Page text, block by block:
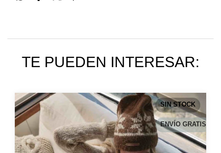
TE PUEDEN INTERESAR:
SIN STOCK
ENVÍO GRATIS